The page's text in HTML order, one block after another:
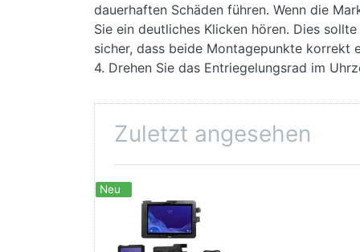
dauerhaften Schäden führen. Wenn die
Sie ein deutliches Klicken hören. Dies
sicher, dass beide Montagepunkte korrekt
4. Drehen Sie das Entriegelungsrad im
Zuletzt angesehen
Neu